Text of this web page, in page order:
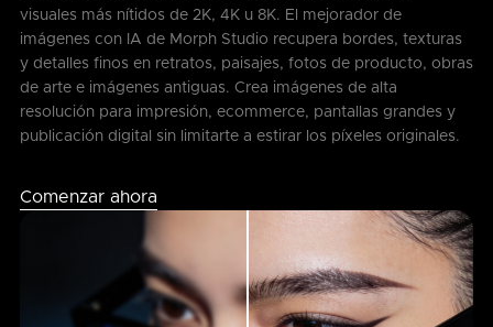
visuales más nítidos de 2K, 4K u 8K. El mejorador de
imágenes con IA de Morph Studio recupera bordes, texturas
y detalles finos en retratos, paisajes, fotos de producto, obras
de arte e imágenes antiguas. Crea imágenes de alta
resolución para impresión, ecommerce, pantallas grandes y
publicación digital sin limitarte a estirar los píxeles originales.
Comenzar ahora